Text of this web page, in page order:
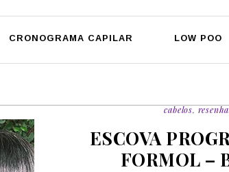
CRONOGRAMA CAPILAR LOW POO
cabelos,
ESCOVA
FORMOL –